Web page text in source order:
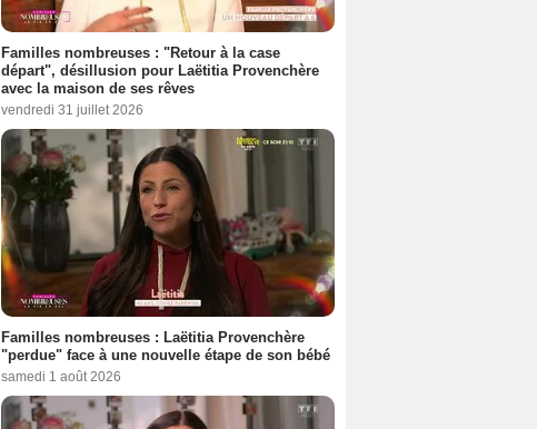
Familles nombreuses : "Retour à la case
départ", désillusion pour Laëtitia Provenchère
avec la maison de ses rêves
vendredi 31 juillet 2026
Familles nombreuses : Laëtitia Provenchère
"perdue" face à une nouvelle étape de son bébé
samedi 1 août 2026